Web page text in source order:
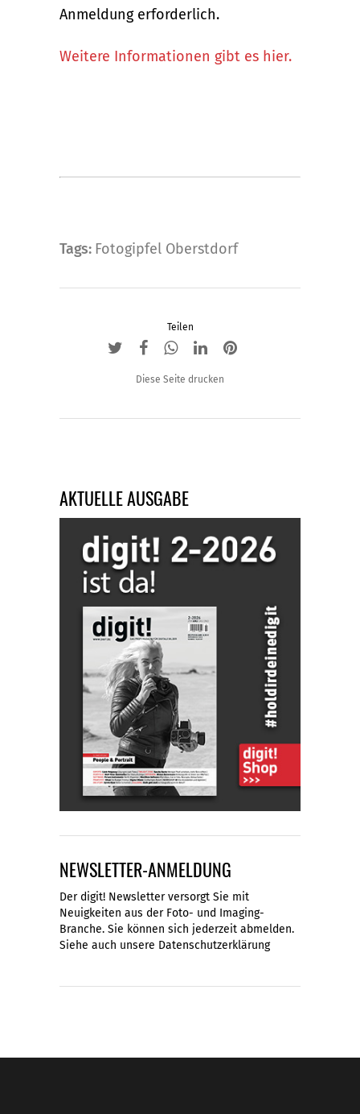
Anmeldung erforderlich.
Weitere Informationen gibt es hier.
Tags: Fotogipfel Oberstdorf
Teilen
Diese Seite drucken
AKTUELLE AUSGABE
NEWSLETTER-ANMELDUNG
Der digit! Newsletter versorgt Sie mit
Neuigkeiten aus der Foto- und Imaging-
Branche. Sie können sich jederzeit abmelden.
Siehe auch unsere Datenschutzerklärung